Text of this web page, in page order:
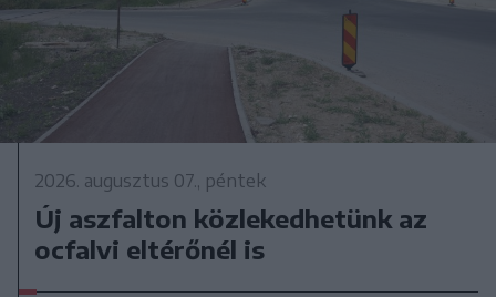
2026. augusztus 07., péntek
Új aszfalton közlekedhetünk az
ocfalvi eltérőnél is